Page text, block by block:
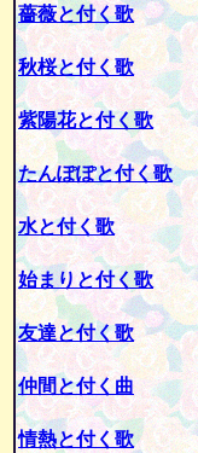
薔薇と付く歌
秋桜と付く歌
紫陽花と付く歌
たんぽぽと付く歌
水と付く歌
始まりと付く歌
友達と付く歌
仲間と付く曲
情熱と付く歌